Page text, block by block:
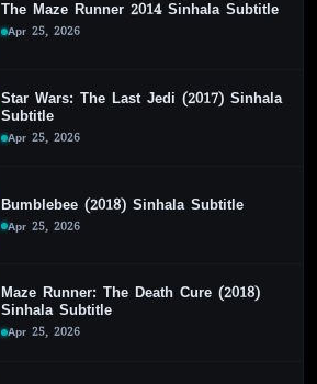
The Maze Runner 2014 Sinhala Subtitle
Apr 25, 2026
Star Wars: The Last Jedi (2017) Sinhala
Subtitle
Apr 25, 2026
Bumblebee (2018) Sinhala Subtitle
Apr 25, 2026
Maze Runner: The Death Cure (2018)
Sinhala Subtitle
Apr 25, 2026